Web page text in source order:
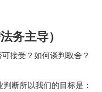
务主导）
接受？如何谈判取舍？
断所以我们的目标是：